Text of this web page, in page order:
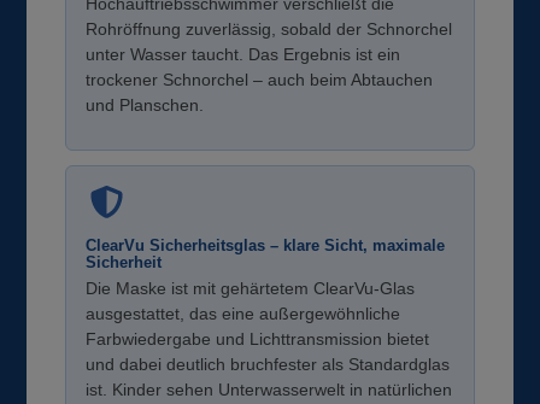
Rohröffnung zuverlässig, sobald der Schnorchel
unter Wasser taucht. Das Ergebnis ist ein
trockener Schnorchel – auch beim Abtauchen
und Planschen.
ClearVu Sicherheitsglas – klare Sicht, maximale
Sicherheit
Die Maske ist mit gehärtetem ClearVu-Glas
ausgestattet, das eine außergewöhnliche
Farbwiedergabe und Lichttransmission bietet
und dabei deutlich bruchfester als Standardglas
ist. Kinder sehen Unterwasserwelt in natürlichen